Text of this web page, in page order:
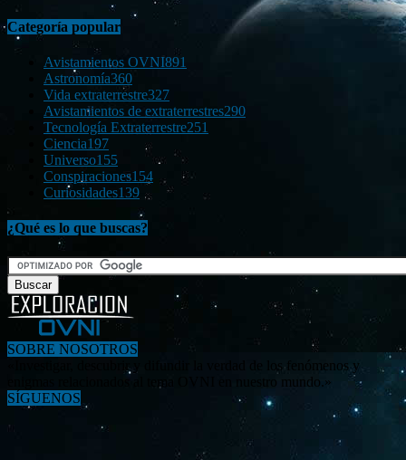
Categoría popular
Avistamientos OVNI891
Astronomía360
Vida extraterrestre327
Avistamientos de extraterrestres290
Tecnología Extraterrestre251
Ciencia197
Universo155
Conspiraciones154
Curiosidades139
¿Qué es lo que buscas?
SOBRE NOSOTROS
«Investigar, descubrir y difundir la verdad de los fenómenos y
enigmas relacionados al tema OVNI en nuestro mundo.»
SÍGUENOS